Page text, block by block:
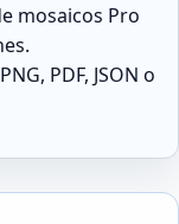
mosaicos Pro
PDF, JSON o